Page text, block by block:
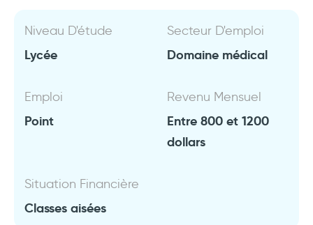
Niveau D'étude
Lycée
Secteur D'emploi
Domaine médical
Emploi
Point
Revenu Mensuel
Entre 800 et 1200
dollars
Situation Financière
Classes aisées